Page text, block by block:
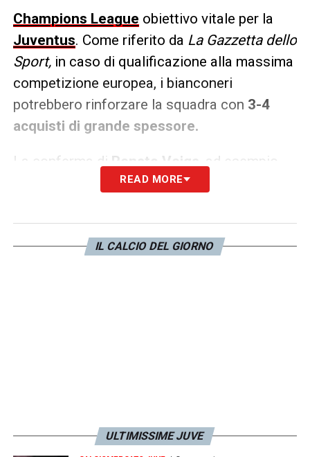
Champions League obiettivo vitale per la
Juventus. Come riferito da La Gazzetta dello
Sport,in caso di qualificazione alla massima
competizione europea, i bianconeri
potrebbero rinforzare la squadra con 3-4
acquisti di grande spessore.
La conferma di Renato Veiga
, ad esempio,
diventerebbe possibile, così come l’assalto a
grande livello. Capitolo a parte per l’attacco,
che sarà rivoluzionato a prescindere.
READ MORE
IL CALCIO DEL GIORNO
ULTIMISSIME JUVE